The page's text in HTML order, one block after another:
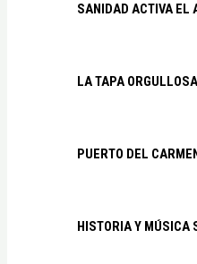
SANIDAD ACTIVA EL
LA TAPA
PUERTO DEL
HISTORIA Y MÚSICA